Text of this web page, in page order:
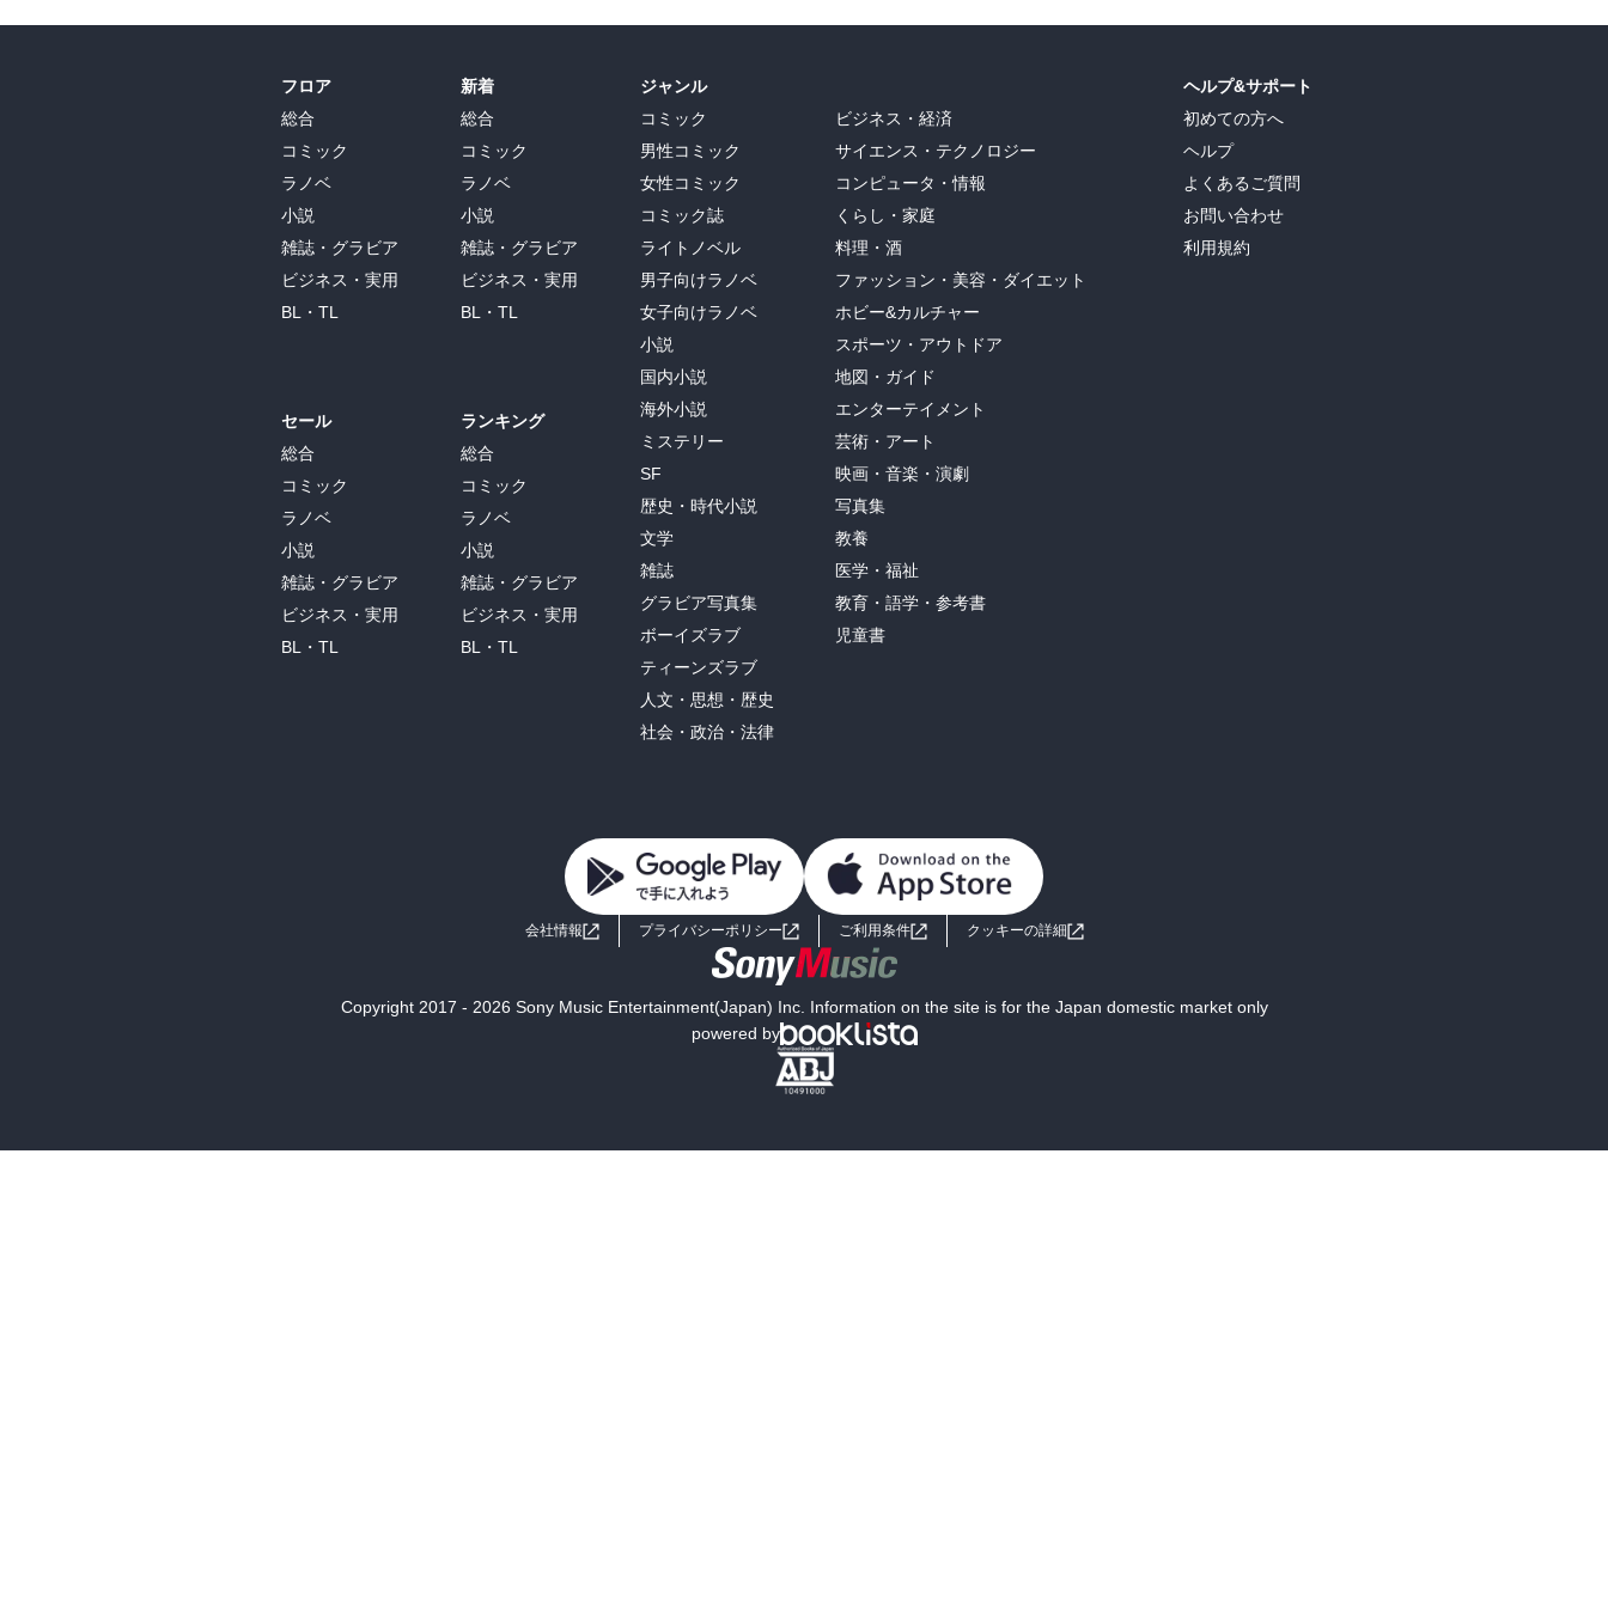
フロア
総合
コミック
ラノベ
小説
雑誌・グラビア
ビジネス・実用
BL・TL
セール
総合
コミック
ラノベ
小説
雑誌・グラビア
ビジネス・実用
BL・TL
新着
総合
コミック
ラノベ
小説
雑誌・グラビア
ビジネス・実用
BL・TL
ランキング
総合
コミック
ラノベ
小説
雑誌・グラビア
ビジネス・実用
BL・TL
ジャンル
コミック
男性コミック
女性コミック
コミック誌
ライトノベル
男子向けラノベ
女子向けラノベ
小説
国内小説
海外小説
ミステリー
SF
歴史・時代小説
文学
雑誌
グラビア写真集
ボーイズラブ
ティーンズラブ
人文・思想・歴史
社会・政治・法律
ビジネス・経済
サイエンス・テクノロジー
コンピュータ・情報
くらし・家庭
料理・酒
ファッション・美容・ダイエット
ホビー&カルチャー
スポーツ・アウトドア
地図・ガイド
エンターテイメント
芸術・アート
映画・音楽・演劇
写真集
教養
医学・福祉
教育・語学・参考書
児童書
ヘルプ&サポート
初めての方へ
ヘルプ
よくあるご質問
お問い合わせ
利用規約
会社情報 プライバシーポリシー ご利用条件 クッキーの詳細
Copyright 2017 - 2026 Sony Music Entertainment(Japan) Inc. Information on the site is for the Japan domestic market only
powered by